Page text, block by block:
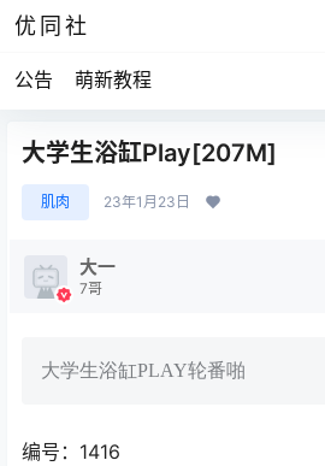
优同社
公告 萌新教程
大学生浴缸Play[207M]
肌肉 23年1月23日
大一
7哥
大学生浴缸PLAY轮番啪
编号：1416